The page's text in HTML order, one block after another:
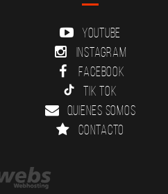
YouTube
Instagram
Facebook
Tik Tok
Quienes somos
Contacto